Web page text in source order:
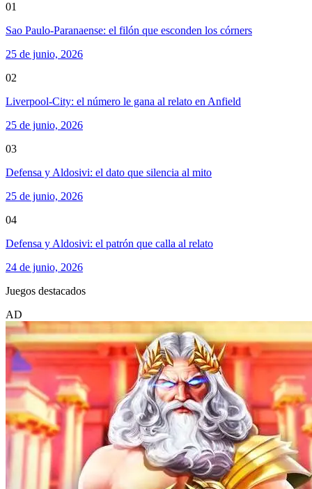
01
Sao Paulo-Paranaense: el filón que esconden los córners
25 de junio, 2026
02
Liverpool-City: el número le gana al relato en Anfield
25 de junio, 2026
03
Defensa y Aldosivi: el dato que silencia al mito
25 de junio, 2026
04
Defensa y Aldosivi: el patrón que calla al relato
24 de junio, 2026
Juegos destacados
AD